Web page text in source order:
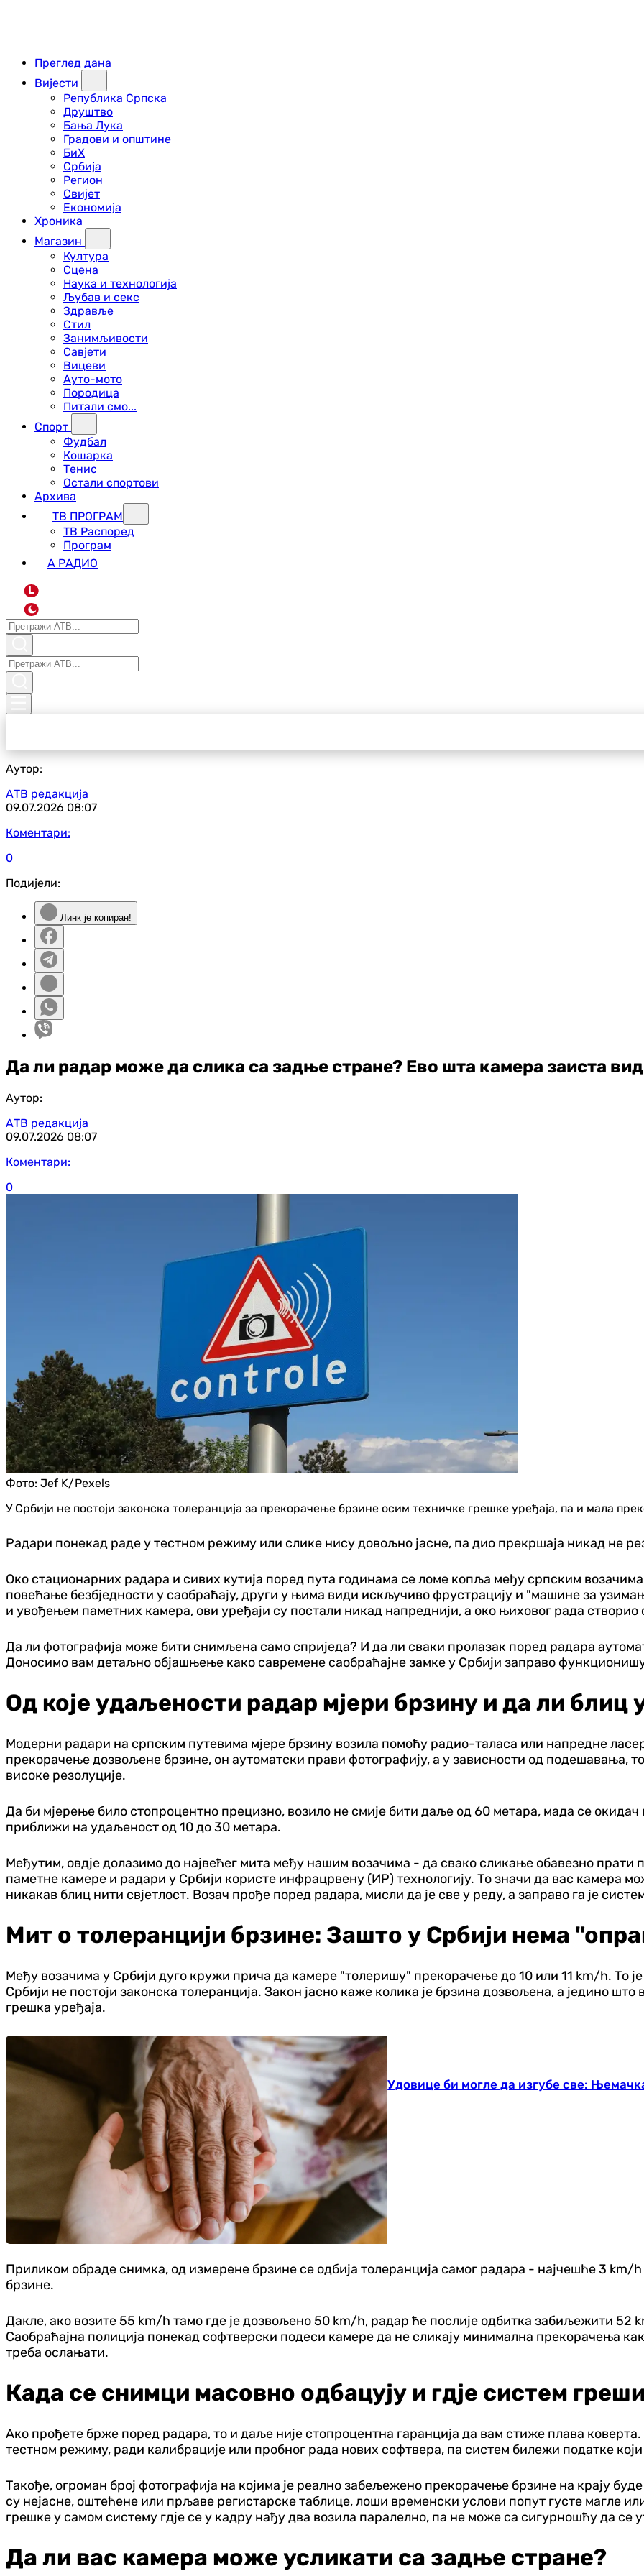
Преглед дана
Вијести
Република Српска
Друштво
Бања Лука
Градови и општине
БиХ
Србија
Регион
Свијет
Економија
Хроника
Магазин
Култура
Сцена
Наука и технологија
Љубав и секс
Здравље
Стил
Занимљивости
Савјети
Вицеви
Ауто-мото
Породица
Питали смо...
Спорт
Фудбал
Кошарка
Тенис
Остали спортови
Архива
ТВ ПРОГРАМ
ТВ Распоред
Програм
А РАДИО
L
Аутор:
АТВ редакција
09.07.2026 08:07
Коментари:
0
Подијели:
Линк је копиран!
Да ли радар може да слика са задње стране? Ево шта камера заиста
Аутор:
АТВ редакција
09.07.2026 08:07
Коментари:
0
Фото: Jef K/Pexels
У Србији не постоји законска толеранција за прекорачење брзине осим техничке грешке уређаја, па и мала
Радари понекад раде у тестном режиму или слике нису довољно јасне, па дио прекршаја никад не
Око стационарних радара и сивих кутија поред пута годинама се ломе копља међу српским
повећање безбједности у саобраћају, други у њима види искључиво фрустрацију и "машине за
и увођењем паметних камера, ови уређаји су постали никад напреднији, а око њиховог рада
Да ли фотографија може бити снимљена само сприједа? И да ли сваки пролазак поред радара
Доносимо вам детаљно објашњење како савремене саобраћајне замке у Србији заправо
Од које удаљености радар мјери брзину и да ли блиц
Модерни радари на српским путевима мјере брзину возила помоћу радио-таласа или напредне
прекорачење дозвољене брзине, он аутоматски прави фотографију, а у зависности од подешавања,
високе резолуције.
Да би мјерење било стопроцентно прецизно, возило не смије бити даље од 60 метара, мада се
приближи на удаљеност од 10 до 30 метара.
Међутим, овдје долазимо до највећег мита међу нашим возачима - да свако сликање обавезно прати
паметне камере и радари у Србији користе инфрацрвену (ИР) технологију. То значи да вас камера
никакав блиц нити свјетлост. Возач прође поред радара, мисли да је све у реду, а заправо га је
Мит о толеранцији брзине: Зашто у Србији нема
Међу возачима у Србији дуго кружи прича да камере "толеришу" прекорачење до 10 или 11 km/h. То
Србији не постоји законска толеранција. Закон јасно каже колика је брзина дозвољена, а једино
грешка уређаја.
Удовице би могле да изгубе све:
Приликом обраде снимка, од измерене брзине се одбија толеранција самог радара - најчешће 3 km/
брзине.
Дакле, ако возите 55 km/h тамо где је дозвољено 50 km/h, радар ће послије одбитка забиљежити 52
Саобраћајна полиција понекад софтверски подеси камере да не сликају минимална прекорачења
треба ослањати.
Када се снимци масовно одбацују и гдје систем
Ако прођете брже поред радара, то и даље није стопроцентна гаранција да вам стиже плава
тестном режиму, ради калибрације или пробног рада нових софтвера, па систем билежи податке
Такође, огроман број фотографија на којима је реално забељежено прекорачење брзине на крају
су нејасне, оштећене или прљаве регистарске таблице, лоши временски услови попут густе магле
грешке у самом систему гдје се у кадру нађу два возила паралелно, па не може са сигурношћу да се
Да ли вас камера може усликати са задње стране?